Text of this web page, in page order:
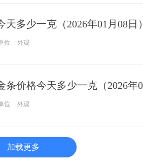
多少一克（2026年01月08日）
位 外观
价格今天多少一克（2026年
位 外观
加载更多